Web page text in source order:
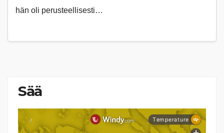
hän oli perusteellisesti…
Sää